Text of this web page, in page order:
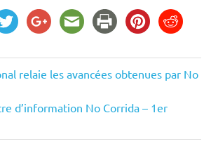
relaie les avancées obtenues par No
d’information No Corrida – 1er